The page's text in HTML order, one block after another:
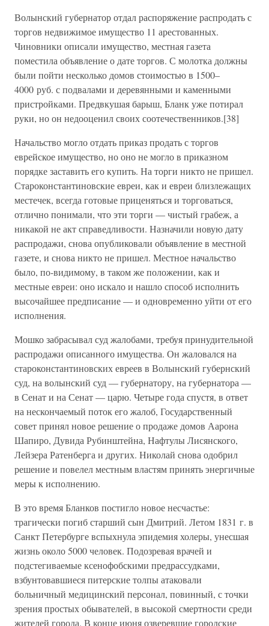
Волынский губернатор отдал распоряжение распродать с
торгов недвижимое имущество 11 арестованных.
Чиновники описали имущество, местная газета
поместила объявление о дате торгов. С молотка должны
были пойти несколько домов стоимостью в 1500–
4000 руб. с подвалами и деревянными и каменными
пристройками. Предвкушая барыш, Бланк уже потирал
руки, но он недооценил своих соотечественников.[38]
Начальство могло отдать приказ продать с торгов
еврейское имущество, но оно не могло в приказном
порядке заставить его купить. На торги никто не пришел.
Староконстантиновские евреи, как и евреи близлежащих
местечек, всегда готовые приценяться и торговаться,
отлично понимали, что эти торги — чистый грабеж, а
никакой не акт справедливости. Назначили новую дату
распродажи, снова опубликовали объявление в местной
газете, и снова никто не пришел. Местное начальство
было, по-видимому, в таком же положении, как и
местные евреи: оно искало и нашло способ исполнить
высочайшее предписание — и одновременно уйти от его
исполнения.
Мошко забрасывал суд жалобами, требуя принудительной
распродажи описанного имущества. Он жаловался на
староконстантиновских евреев в Волынский губернский
суд, на волынский суд — губернатору, на губернатора —
в Сенат и на Сенат — царю. Четыре года спустя, в ответ
на нескончаемый поток его жалоб, Государственный
совет принял новое решение о продаже домов Аарона
Шапиро, Дувида Рубинштейна, Нафтулы Лисянского,
Лейзера Ратенберга и других. Николай снова одобрил
решение и повелел местным властям принять энергичные
меры к исполнению.
В это время Бланков постигло новое несчастье:
трагически погиб старший сын Дмитрий. Летом 1831 г. в
Санкт Петербурге вспыхнула эпидемия холеры, унесшая
жизнь около 5000 человек. Подозревая врачей и
подстегиваемые ксенофобскими предрассудками,
взбунтовавшиеся питерские толпы атаковали
больничный медицинский персонал, повинный, с точки
зрения простых обывателей, в высокой смертности среди
жителей города. В конце июня озверевшие городские